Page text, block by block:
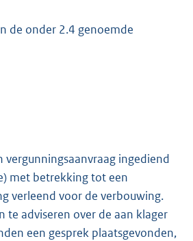
de onder 2.4 genoemde
ingediend
met betrekking tot een
verleend voor de verbouwing.
adviseren over de aan klager
een gesprek plaatsgevonden,